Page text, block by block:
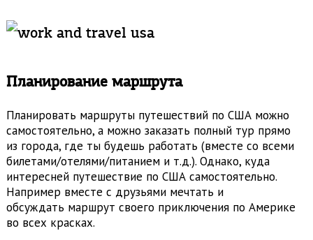
Планирование маршрута
Планировать маршруты путешествий по США можно
самостоятельно, а можно заказать полный тур прямо
из города, где ты будешь работать (вместе со всеми
билетами/отелями/питанием и т.д.). Однако, куда
интересней путешествие по США самостоятельно.
Например вместе с друзьями мечтать и
обсуждать маршрут своего приключения по Америке
во всех красках.